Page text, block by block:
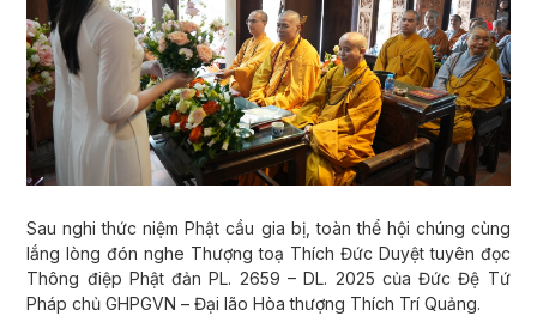
Sau nghi thức niệm Phật cầu gia bị, toàn thể hội chúng cùng
lắng lòng đón nghe Thượng toạ Thích Đức Duyệt tuyên đọc
Thông điệp Phật đản PL. 2659 – DL. 2025 của Đức Đệ Tứ
Pháp chủ GHPGVN – Đại lão Hòa thượng Thích Trí Quảng.